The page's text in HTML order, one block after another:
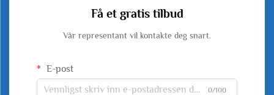
Få et gratis tilbud
Vår representant vil kontakte deg snart.
E-post
0/100